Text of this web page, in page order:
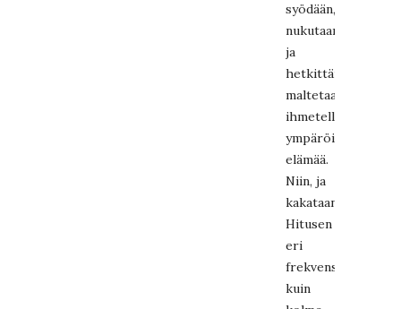
syödään,
nukutaan
ja
hetkittäin
maltetaan
ihmetellä
ympäröivää
elämää.
Niin, ja
kakataan…
Hitusen
eri
frekvenssi
kuin